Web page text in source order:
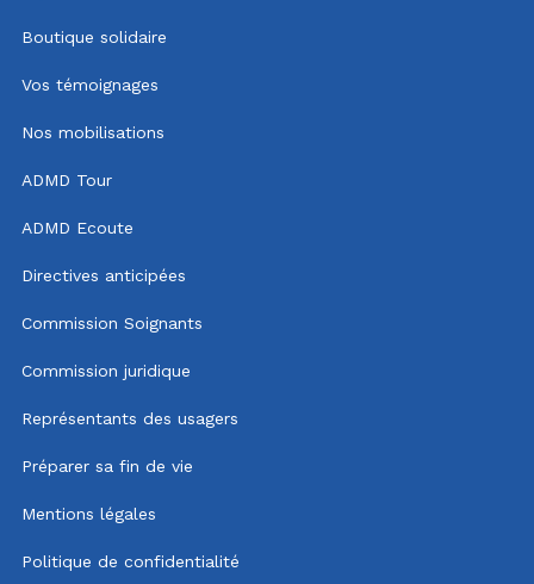
Boutique solidaire
Vos témoignages
Nos mobilisations
ADMD Tour
ADMD Ecoute
Directives anticipées
Commission Soignants
Commission juridique
Représentants des usagers
Préparer sa fin de vie
Mentions légales
Politique de confidentialité